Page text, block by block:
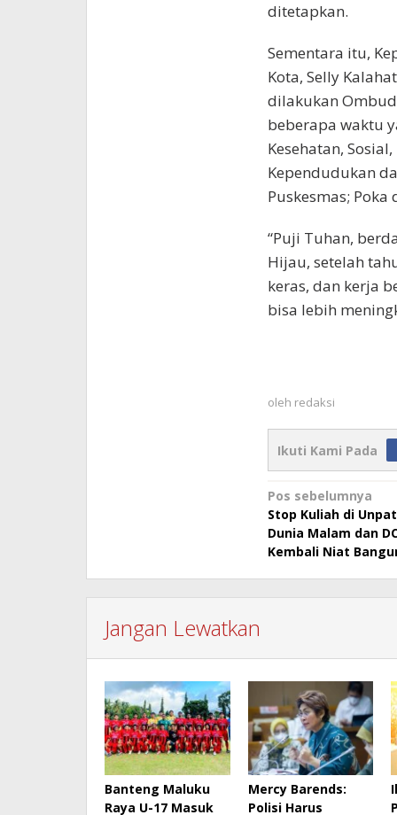
ditetapkan.
Sementara itu,
Kota, Selly
dilakukan
beberapa waktu
Kesehatan,
Kependudukan
Puskesmas; Poka
“Puji Tuhan,
Hijau, setelah
keras, dan kerja
bisa lebih
oleh redaksi
Ikuti Kami Pada
Navigasi
pos
Pos sebelumnya
Stop Kuliah di
Dunia Malam dan
Kembali Niat
Jangan Lewatkan
Banteng Maluku
Raya U-17 Masuk
Mercy Barends:
Polisi Harus